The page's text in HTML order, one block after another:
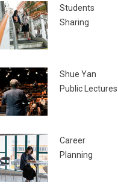
Students
Sharing
Shue Yan
Public Lectures
Career
Planning